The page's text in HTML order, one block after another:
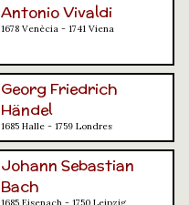
Antonio Vivaldi
1678 Venècia - 1741 Viena
Georg Friedrich
Händel
1685 Halle - 1759 Londres
Johann Sebastian
Bach